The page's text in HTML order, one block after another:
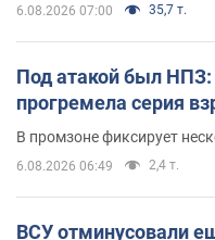
6.08.2026 07:00 35,7 т.
Под атакой был НПЗ:
прогремела серия
В промзоне фиксирует
6.08.2026 06:49 2,4 т.
ВСУ отминусовали